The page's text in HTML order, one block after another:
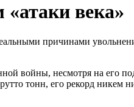
века»
причинами
войны, несмотря на его
тонн, его рекорд никем